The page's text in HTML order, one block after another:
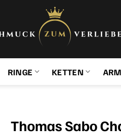
RINGE KETTEN
Thomas Sabo